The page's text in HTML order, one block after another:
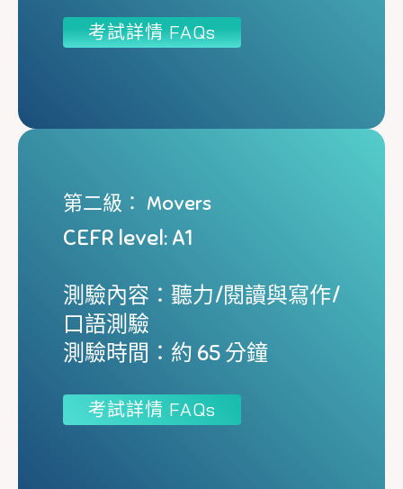
考試詳情 FAQs
第二級： Movers
CEFR level: A1
測驗內容：聽力/閱讀與寫作/
口語測驗
測驗時間：約 65 分鐘
考試詳情 FAQs